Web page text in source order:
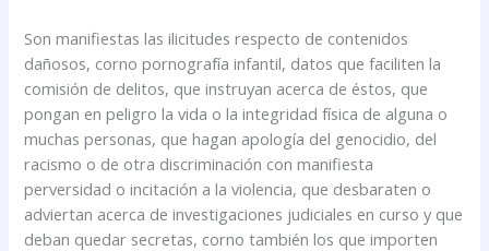
Son manifiestas las ilicitudes respecto de contenidos
dañosos, corno pornografía infantil, datos que faciliten la
comisión de delitos, que instruyan acerca de éstos, que
pongan en peligro la vida o la integridad física de alguna o
muchas personas, que hagan apología del genocidio, del
racismo o de otra discriminación con manifiesta
perversidad o incitación a la violencia, que desbaraten o
adviertan acerca de investigaciones judiciales en curso y que
deban quedar secretas, corno también los que importen